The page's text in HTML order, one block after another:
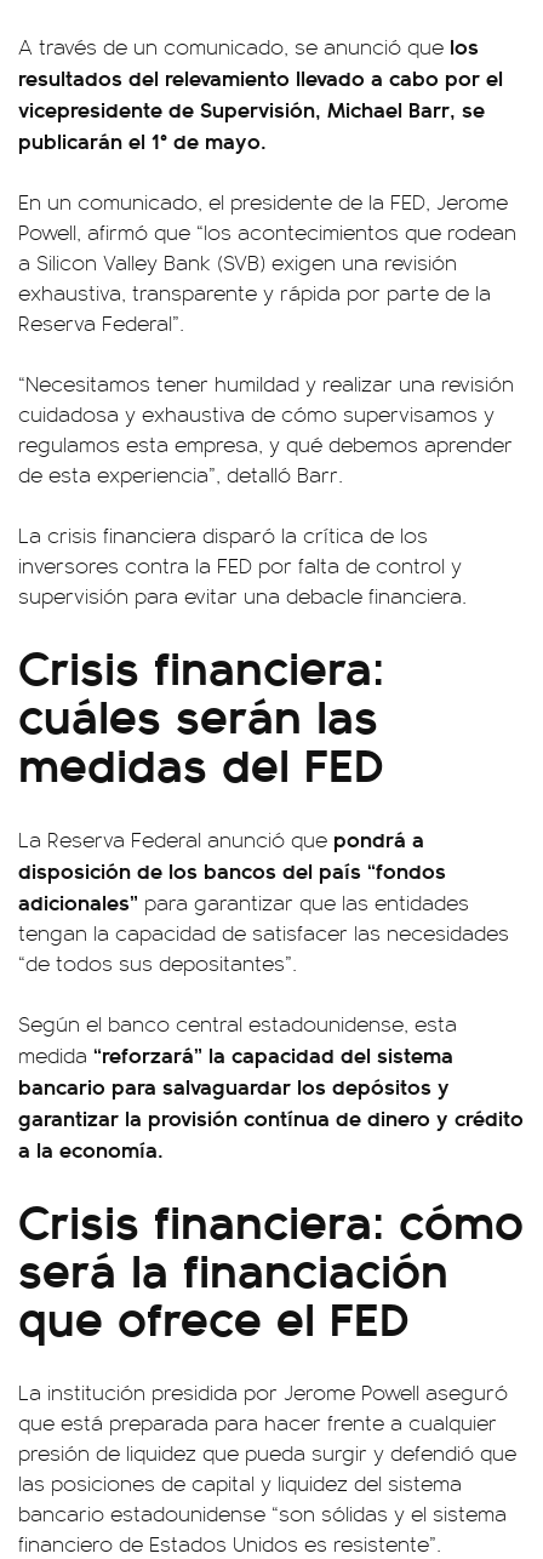
A través de un comunicado, se anunció que los
resultados del relevamiento llevado a cabo por el
vicepresidente de Supervisión, Michael Barr, se
publicarán el 1° de mayo.
En un comunicado, el presidente de la FED, Jerome
Powell, afirmó que “los acontecimientos que rodean
a Silicon Valley Bank (SVB) exigen una revisión
exhaustiva, transparente y rápida por parte de la
Reserva Federal”.
“Necesitamos tener humildad y realizar una revisión
cuidadosa y exhaustiva de cómo supervisamos y
regulamos esta empresa, y qué debemos aprender
de esta experiencia”, detalló Barr.
La crisis financiera disparó la crítica de los
inversores contra la FED por falta de control y
supervisión para evitar una debacle financiera.
Crisis financiera:
cuáles serán las
medidas del FED
La Reserva Federal anunció que pondrá a
disposición de los bancos del país “fondos
adicionales” para garantizar que las entidades
tengan la capacidad de satisfacer las necesidades
“de todos sus depositantes”.
Según el banco central estadounidense, esta
medida “reforzará” la capacidad del sistema
bancario para salvaguardar los depósitos y
garantizar la provisión contínua de dinero y crédito
a la economía.
Crisis financiera: cómo
será la financiación
que ofrece el FED
La institución presidida por Jerome Powell aseguró
que está preparada para hacer frente a cualquier
presión de liquidez que pueda surgir y defendió que
las posiciones de capital y liquidez del sistema
bancario estadounidense “son sólidas y el sistema
financiero de Estados Unidos es resistente”.